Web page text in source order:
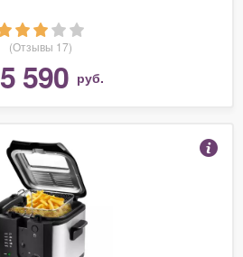
(Отзывы 17)
5 590 руб.